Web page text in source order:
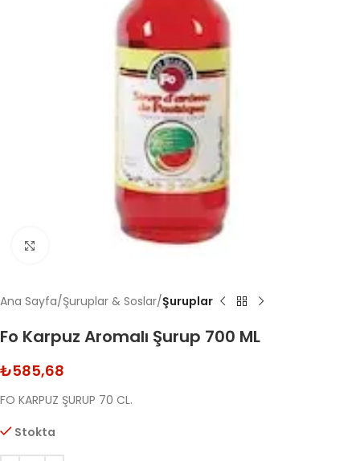
Ana Sayfa Şuruplar & Soslar Şuruplar
Fo Karpuz Aromalı Şurup 700 ML
₺585,68
FO KARPUZ ŞURUP 70 CL.
Stokta